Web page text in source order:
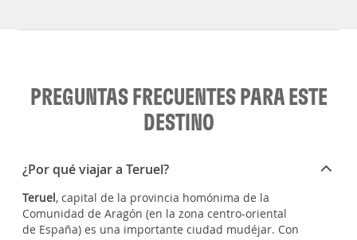
PREGUNTAS FRECUENTES PARA ESTE
DESTINO
¿Por qué viajar a Teruel?
Teruel, capital de la provincia homónima de la
Comunidad de Aragón (en la zona centro-oriental
de España) es una importante ciudad mudéjar. Con